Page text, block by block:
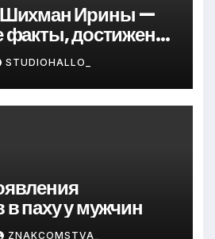
Ирины —
достижения
STUDIOHALLO_
паху у мужчин
ZNAKCOMSTVA_